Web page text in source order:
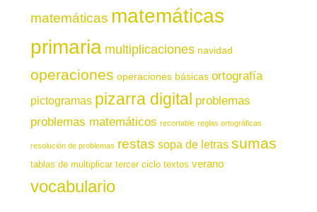
matemáticas matemáticas
primaria multiplicaciones navidad
operaciones operaciones básicas ortografía
pictogramas pizarra digital problemas
problemas matemáticos recortable reglas ortográficas
resolución de problemas restas sopa de letras sumas
tablas de multiplicar tercer ciclo textos verano
vocabulario